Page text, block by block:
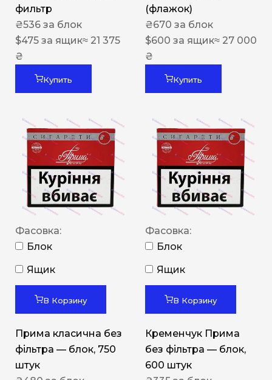
фильтр
₴536 за блок
$475 за ящик≈ 21 375
₴
Купить
(флажок)
₴670 за блок
$600 за ящик≈ 27 000
₴
Купить
Фасовка:
Блок
Ящик
В Корзину
Прима класична без
фільтра — блок, 750
штук
Фасовка:
Блок
Ящик
В Корзину
Кременчук Прима
без фільтра — блок,
600 штук